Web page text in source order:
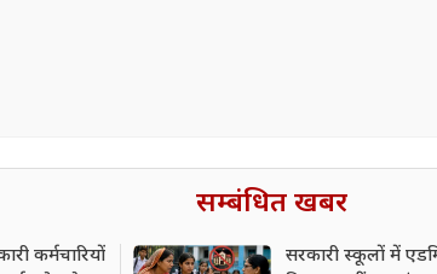
सम्बंधित खबर
कर्मचारियों
सरकारी स्कूलों में